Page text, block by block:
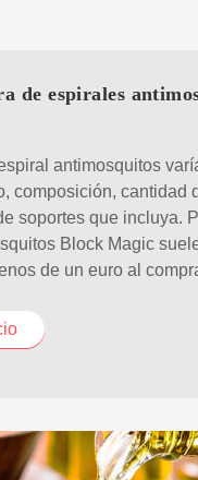
de espirales
antimosquitos
composición, cantidad
soportes que incluya.
Block Magic
de un euro al